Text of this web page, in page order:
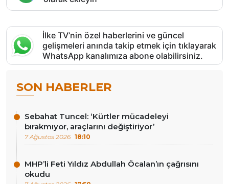
İlke TV’nin özel haberlerini ve güncel
gelişmeleri anında takip etmek için tıklayarak
WhatsApp kanalımıza abone olabilirsiniz.
SON HABERLER
Sebahat Tuncel: ‘Kürtler mücadeleyi
bırakmıyor, araçlarını değiştiriyor’
7 Ağustos 2026 18:10
MHP’li Feti Yıldız Abdullah Öcalan’ın çağrısını
okudu